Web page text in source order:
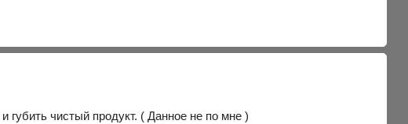
губить чистый продукт. ( Данное не по мне )